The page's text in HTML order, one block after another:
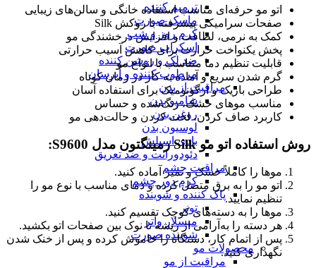
ترمیم کننده
ماسک صورت
کرم روز و شب
اسکراب صورت
ضد لک و روشن کننده
مرطوب کننده و آبرسان
مراقبت از بدن
شامپو بدن
روغن بدن
لوسیون بدن
بادی اسپلش
دئودورانت و ضد تعریق
مراقبت چشم
کرم دور چشم
پاک کننده و شوینده
تونر
میسلار واتر
شوینده صورت
محصولات مو
مراقبت از مو
اتو مو حرفه‌ای مناسب استفاده خانگی و سالن‌های زیبایی
صفحات سرامیکی پیشرفته با روکش Silk
کمک به نرمی، لطافت و افزایش درخشندگی مو
پخش یکنواخت حرارت برای کاهش آسیب حرارتی
قابلیت تنظیم دما متناسب با انواع مو
گرم شدن سریع و آماده به کار در زمان کوتاه
طراحی باریک و ارگونومیک برای استفاده آسان
مناسب موهای خشک، رنگ‌شده و حساس
کاربرد صاف کردن، لخت کردن و حالت‌دهی مو
روش استفاده اتو مو Silk رمینگتون مدل S9600:
موها را کاملاً خشک و تمیز آماده کنید.
اتو مو را به برق متصل کرده و دمای مناسب با نوع مو را
تنظیم نمایید.
موها را به دسته‌های کوچک تقسیم کنید.
هر دسته را به‌آرامی از ریشه تا نوک بین صفحات اتو بکشید.
پس از اتمام کار، دستگاه را خاموش کرده و پس از خنک شدن
نگهداری کنید.